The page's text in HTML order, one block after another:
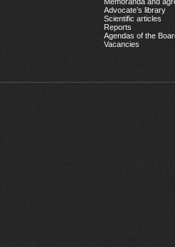
Advocate’s library
Scientific articles
Reports
Agendas of the
Vacancies